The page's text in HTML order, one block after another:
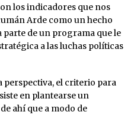
los indicadores que nos
Arde como un hecho
parte de un programa que le
a las luchas políticas
el criterio para
en plantearse un
ahí que a modo de